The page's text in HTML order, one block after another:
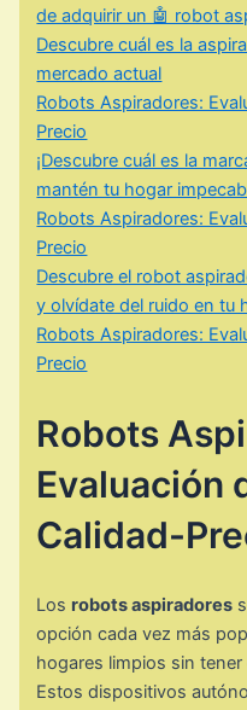
de adquirir un 🤖 robot
Descubre cuál es la
mercado actual
Robots Aspiradores:
Precio
¡Descubre cuál es la
mantén tu hogar
Robots Aspiradores:
Precio
Descubre el robot
y olvídate del ruido en tu
Robots Aspiradores:
Precio
Robots
Evaluación
Calidad-
Los robots aspiradores
opción cada vez más
hogares limpios sin
Estos dispositivos